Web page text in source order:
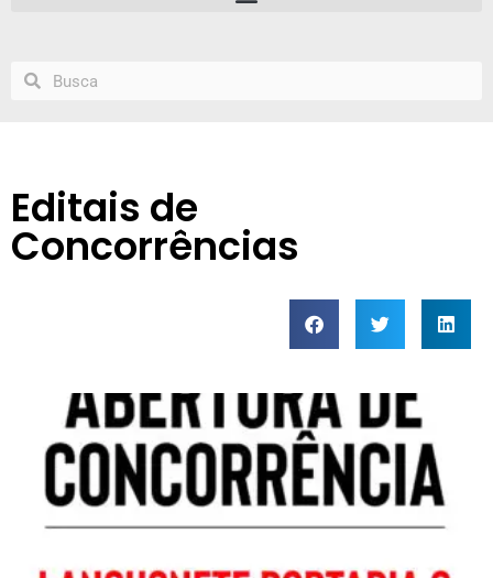
Editais de
Concorrências